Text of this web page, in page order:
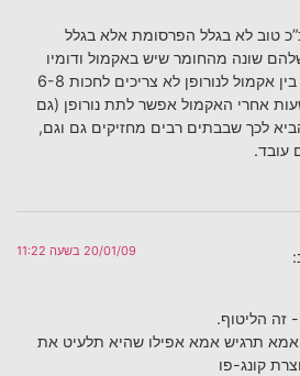
כ”כ טוב לא בגלל הפרסומת אלא בגלל
שונה מהחומר שיש באקמול ודומיו
(פראצטמול) ולכן בין אקמול לנורופן לא צריכים לחכות 6-8
אלא כ-4 שעות אחרי האקמול אפשר לתת נורופן (גם
לכך שבבתים רבים מחזיקים גם וגם,
עובד.
20/01/09 בשעה 11:22
זה הליטוף.
תרגיש אמא אפילו שהיא תלעיט את
קונג-פו